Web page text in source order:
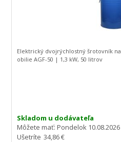
Skladom u dodávateľa
Môžete mať:Pondelok 10.08.2026
Ušetríte 34,86 €
Elektrický dvojrýchlostný šrotovník na
obilie AGF-50 | 1,3 kW, 50 litrov